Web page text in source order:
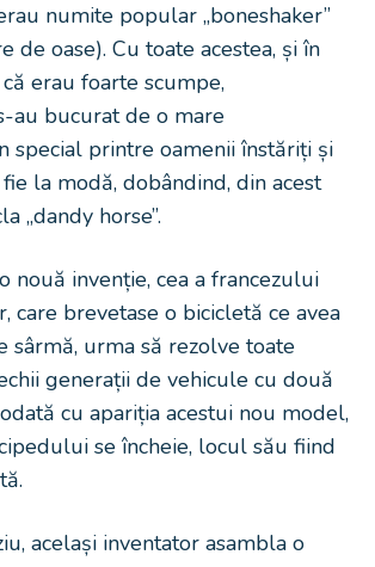
numite popular „boneshaker”
de oase). Cu toate acestea, și în
erau foarte scumpe,
au bucurat de o mare
special printre oamenii înstăriți și
la modă, dobândind, din acest
„dandy horse”.
nouă invenție, cea a francezului
care brevetase o bicicletă ce avea
sârmă, urma să rezolve toate
generații de vehicule cu două
cu apariția acestui nou model,
se încheie, locul său fiind
același inventator asambla o